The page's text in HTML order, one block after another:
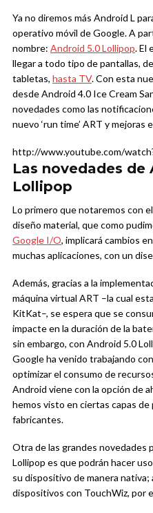
Ya no diremos más Android L
operativo móvil de Google. A
nombre: Android 5.0 Lollipop. El
llegar a todo tipo de pantallas,
tabletas, hasta TV. Con esta
desde Android 4.0 Ice Cream
novedades como las
nuevo ‘run time’ ART y
http://www.youtube.com/
Las novedades de
Lollipop
Lo primero que notaremos con
diseño material, que como
Google I/O, implicará cambios
muchas aplicaciones, con un
Además, gracias a la
máquina virtual ART –la cual
KitKat–, se espera que se
impacte en la duración de la
sin embargo, con Android 5.0
Google ha venido trabajando
optimizar el consumo de
Android viene con la opción de
hemos visto en ciertas capas de
fabricantes.
Otra de las grandes novedades
Lollipop es que podrán hacer
su dispositivo de manera
dispositivos con TouchWiz, por